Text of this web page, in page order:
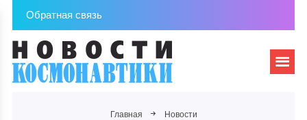
Обратная связь
Главная Новости